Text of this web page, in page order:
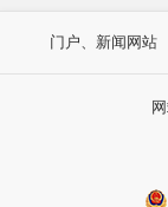
门户、新闻网站